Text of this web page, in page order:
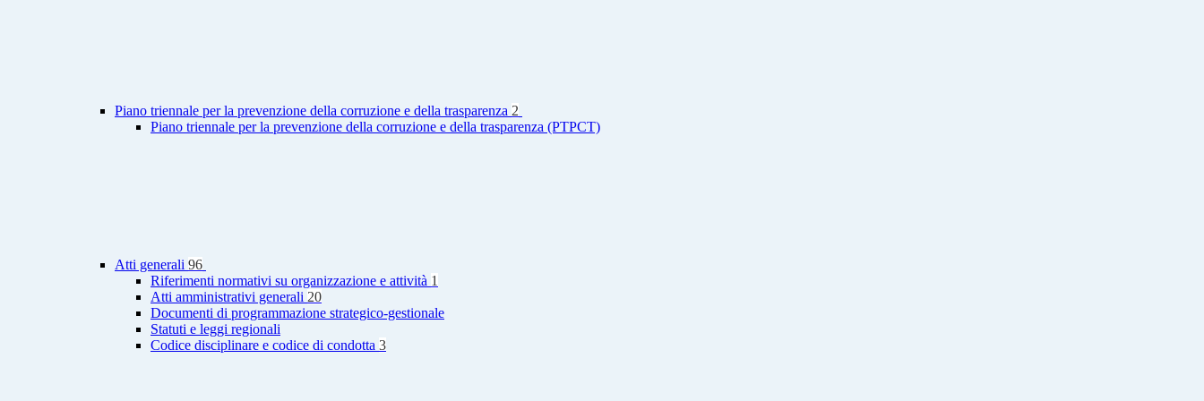
Piano triennale per la prevenzione della corruzione e della trasparenza 2
Piano triennale per la prevenzione della corruzione e della trasparenza (PTPCT)
Atti generali 96
Riferimenti normativi su organizzazione e attività 1
Atti amministrativi generali 20
Documenti di programmazione strategico-gestionale
Statuti e leggi regionali
Codice disciplinare e codice di condotta 3